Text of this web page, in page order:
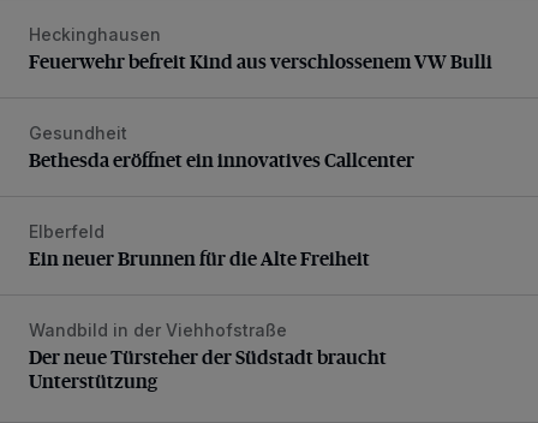
Feuerwehr befreit Kind aus verschlossenem VW Bulli
Heckinghausen
Feuerwehr befreit Kind aus verschlossenem VW Bulli
Bethesda eröffnet ein innovatives Callcenter
Gesundheit
Bethesda eröffnet ein innovatives Callcenter
Ein neuer Brunnen für die Alte Freiheit
Elberfeld
Ein neuer Brunnen für die Alte Freiheit
Der neue Türsteher der Südstadt braucht Unterstützung
Wandbild in der Viehhofstraße
Der neue Türsteher der Südstadt braucht
Unterstützung